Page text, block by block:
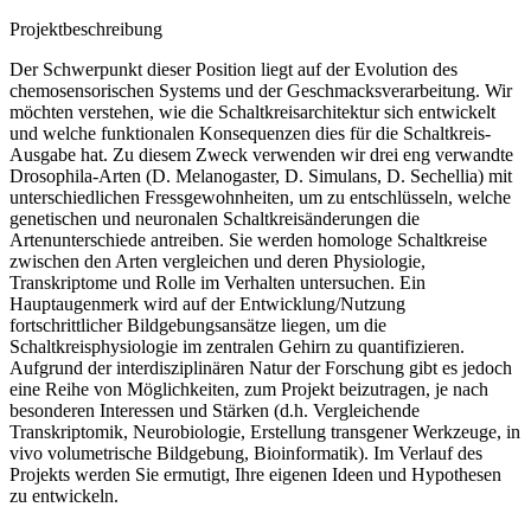
Projektbeschreibung
Der Schwerpunkt dieser Position liegt auf der Evolution des
chemosensorischen Systems und der Geschmacksverarbeitung. Wir
möchten verstehen, wie die Schaltkreisarchitektur sich entwickelt
und welche funktionalen Konsequenzen dies für die Schaltkreis-
Ausgabe hat. Zu diesem Zweck verwenden wir drei eng verwandte
Drosophila-Arten (D. Melanogaster, D. Simulans, D. Sechellia) mit
unterschiedlichen Fressgewohnheiten, um zu entschlüsseln, welche
genetischen und neuronalen Schaltkreisänderungen die
Artenunterschiede antreiben. Sie werden homologe Schaltkreise
zwischen den Arten vergleichen und deren Physiologie,
Transkriptome und Rolle im Verhalten untersuchen. Ein
Hauptaugenmerk wird auf der Entwicklung/Nutzung
fortschrittlicher Bildgebungsansätze liegen, um die
Schaltkreisphysiologie im zentralen Gehirn zu quantifizieren.
Aufgrund der interdisziplinären Natur der Forschung gibt es jedoch
eine Reihe von Möglichkeiten, zum Projekt beizutragen, je nach
besonderen Interessen und Stärken (d.h. Vergleichende
Transkriptomik, Neurobiologie, Erstellung transgener Werkzeuge, in
vivo volumetrische Bildgebung, Bioinformatik). Im Verlauf des
Projekts werden Sie ermutigt, Ihre eigenen Ideen und Hypothesen
zu entwickeln.